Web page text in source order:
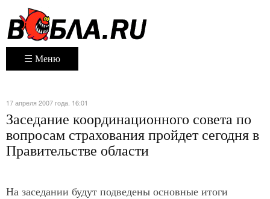
☰ Меню
17 апреля 2007 года. 16:01
Заседание координационного совета по
вопросам страхования пройдет сегодня в
Правительстве области
На заседании будут подведены основные итоги